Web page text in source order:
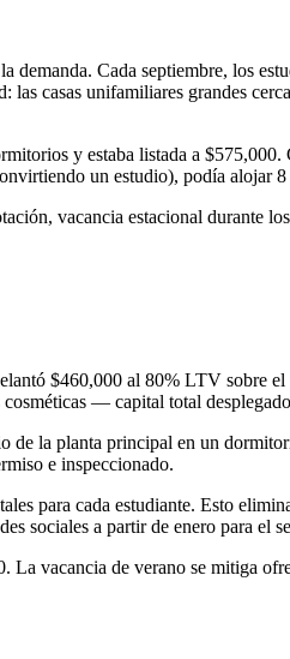
Cada septiembre, los
casas unifamiliares grandes
y estaba listada a
un estudio), podía alojar
vacancia estacional durante
$460,000 al 80% LTV sobre
— capital total
la planta principal en un
e inspeccionado.
para cada estudiante. Esto
sociales a partir de enero para el
La vacancia de verano se mitiga